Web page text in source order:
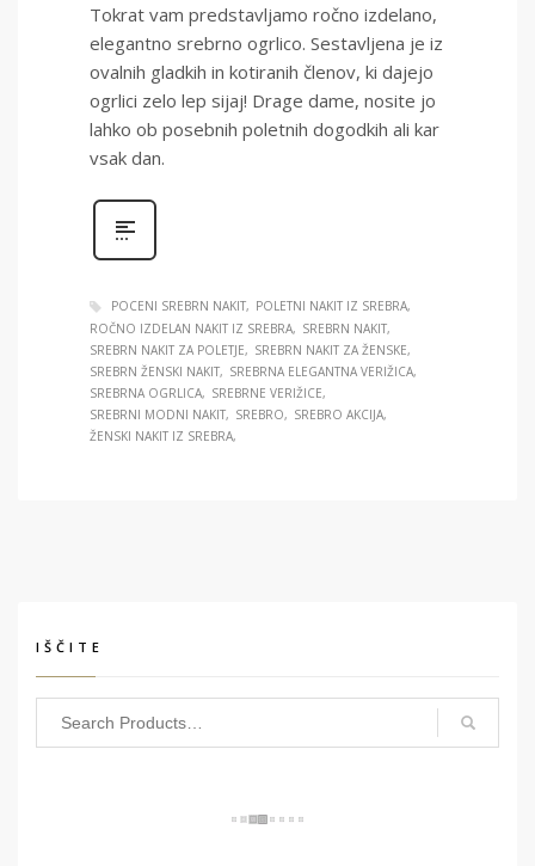
Tokrat vam predstavljamo ročno izdelano,
elegantno srebrno ogrlico. Sestavljena je iz
ovalnih gladkih in kotiranih členov, ki dajejo
ogrlici zelo lep sijaj! Drage dame, nosite jo
lahko ob posebnih poletnih dogodkih ali kar
vsak dan.
POCENI SREBRN NAKIT
POLETNI NAKIT IZ SREBRA
ROČNO IZDELAN NAKIT IZ SREBRA
SREBRN NAKIT
SREBRN NAKIT ZA POLETJE
SREBRN NAKIT ZA ŽENSKE
SREBRN ŽENSKI NAKIT
SREBRNA ELEGANTNA VERIŽICA
SREBRNA OGRLICA
SREBRNE VERIŽICE
SREBRNI MODNI NAKIT
SREBRO
SREBRO AKCIJA
ŽENSKI NAKIT IZ SREBRA
IŠČITE